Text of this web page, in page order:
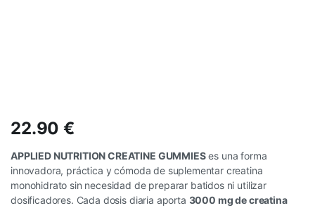
22.90€
APPLIED NUTRITION CREATINE GUMMIESes una forma
innovadora, práctica y cómoda de suplementar creatina
monohidrato sin necesidad de preparar batidos ni utilizar
dosificadores. Cada dosis diaria aporta 3000 mg de creatina